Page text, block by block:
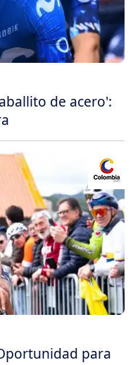
de acero':
para